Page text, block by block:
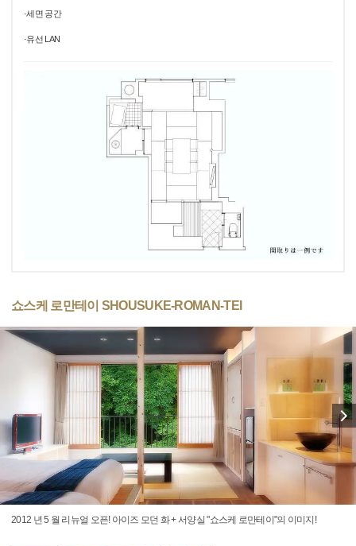
·세면 공간
·유선 LAN
쇼스케 로만테이 SHOUSUKE-ROMAN-TEI
2012 년 5 월 리뉴얼 오픈! 아이즈 모던 화 + 서양실 "쇼스케 로만테이"의 이미지!